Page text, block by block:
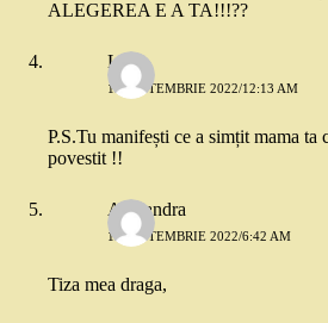
ALEGEREA E A TA!!!??
Lia
19 SEPTEMBRIE 2022/12:13 AM
P.S.Tu manifești ce a simțit mama ta
povestit !!
Alexandra
19 SEPTEMBRIE 2022/6:42 AM
Tiza mea draga,